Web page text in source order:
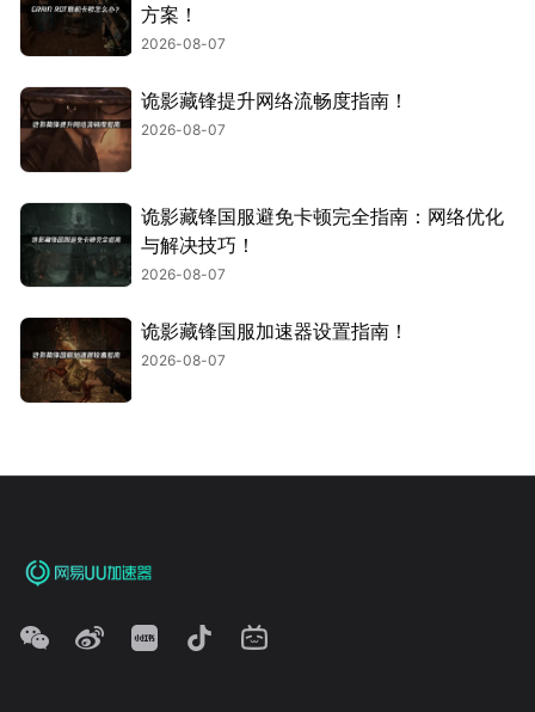
方案！
2026-08-07
诡影藏锋提升网络流畅度指南！
2026-08-07
诡影藏锋国服避免卡顿完全指南：网络优化
与解决技巧！
2026-08-07
诡影藏锋国服加速器设置指南！
2026-08-07